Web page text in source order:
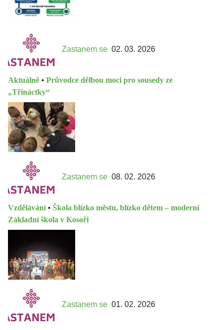
Zastanem se 02. 03. 2026
Aktuálně • Průvodce dělbou moci pro sousedy ze
„Třináctky“
Zastanem se 08. 02. 2026
Vzdělávání • Škola blízko městu, blízko dětem – moderní
Základní škola v Kosoři
Zastanem se 01. 02. 2026